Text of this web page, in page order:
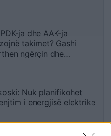
ja dhe AAK-ja
takimet? Gashi
ngërçin dhe
Nuk planifikohet
i energjisë elektrike